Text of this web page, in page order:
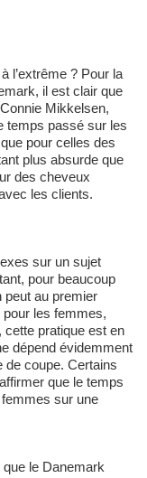
il est clair que
Mikkelsen,
temps passé sur les
pour celles des
plus absurde que
des cheveux
les clients.
pour beaucoup
peut au premier
les femmes,
pratique est en
dépend évidemment
de coupe. Certains
que le temps
sur une